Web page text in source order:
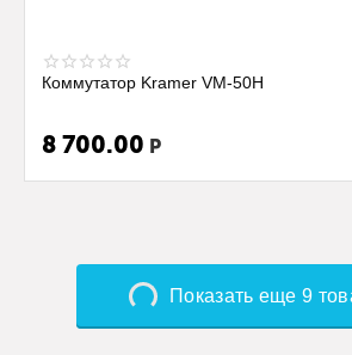
Коммутатор Kramer VM-50H
8 700.00 Р
Показать еще 9